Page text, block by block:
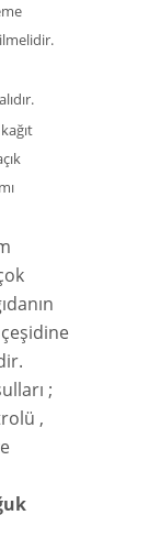
çeşidine
;
,